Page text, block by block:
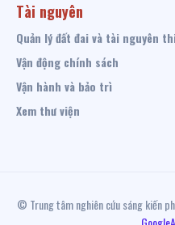
Tài nguyên
Quản lý đất đai và tài nguyên
Vận động chính sách
Vận hành và bảo trì
Xem thư viện
© Trung tâm nghiên cứu sáng kiến